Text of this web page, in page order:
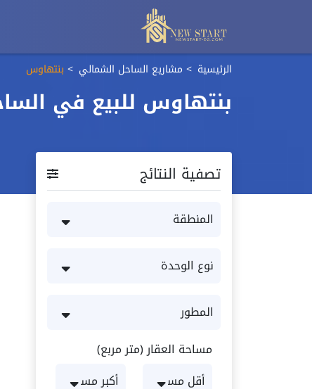
الرئيسية مشاريع الساحل الشمالي بنتهاوس
بنتهاوس للبيع في
تصفية النتائج
مساحة العقار (متر مربع)